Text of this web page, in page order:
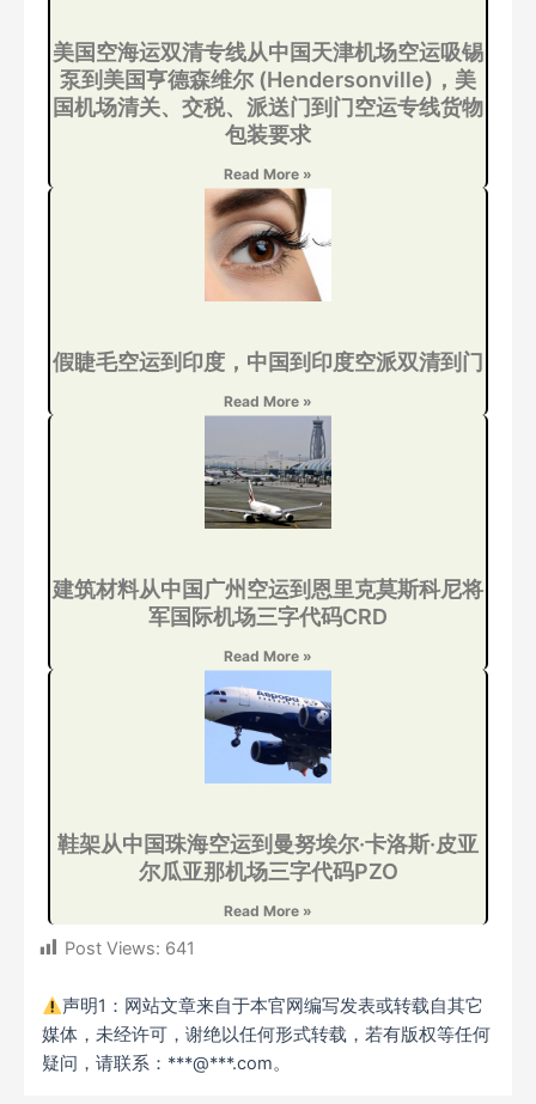
美国空海运双清专线从中国天津机场空运吸锡
泵到美国亨德森维尔 (Hendersonville)，美
国机场清关、交税、派送门到门空运专线货物
包装要求
Read More »
假睫毛空运到印度，中国到印度空派双清到门
Read More »
建筑材料从中国广州空运到恩里克莫斯科尼将
军国际机场三字代码CRD
Read More »
鞋架从中国珠海空运到曼努埃尔·卡洛斯·皮亚
尔瓜亚那机场三字代码PZO
Read More »
Post Views: 641
声明1：网站文章来自于本官网编写发表或转载自其它
媒体，未经许可，谢绝以任何形式转载，若有版权等任何
疑问，请联系：***@***.com。